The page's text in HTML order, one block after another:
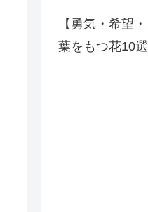
【勇気・希望
葉をもつ花10選